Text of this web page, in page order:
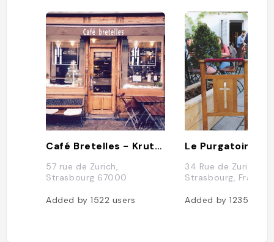
Café Bretelles - Krutenau, Strasbourg
57 rue de Zurich,
Strasbourg 67000
Added by1522 users
Le Purgatoire
34 Rue de Zurich,
Strasbourg, France
Added by1235